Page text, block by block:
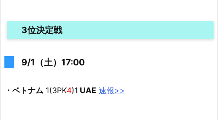
3位決定戦
9/1（土）17:00
・ベトナム 1(3PK4)1 UAE 速報>>